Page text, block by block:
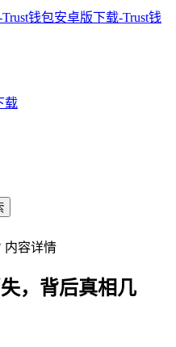
载
内容详情
，背后真相几